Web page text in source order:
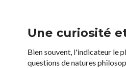
Une curiosité
Bien souvent, l'indicateur le
questions de natures